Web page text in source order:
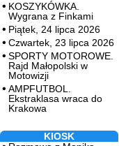
KOSZYKÓWKA.
Wygrana z Finkami
Piątek, 24 lipca 2026
Czwartek, 23 lipca 2026
SPORTY MOTOROWE.
Rajd Małopolski w
Motowizji
AMPFUTBOL.
Ekstraklasa wraca do
Krakowa
KIOSK